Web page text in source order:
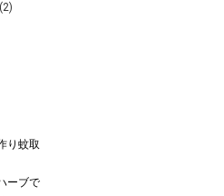
(2)
り蚊取
ーブで